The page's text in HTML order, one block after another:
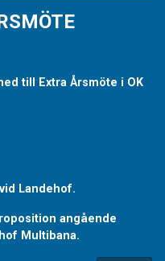
till Extra Årsmöte i OK
Landehof.
angående
Multibana.